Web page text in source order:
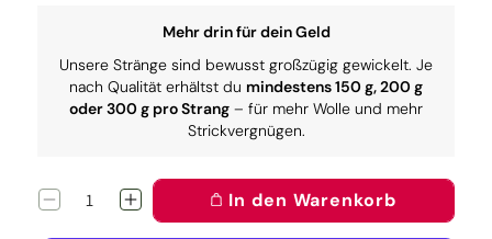
Mehr drin für dein Geld
Unsere Stränge sind bewusst großzügig gewickelt. Je
nach Qualität erhältst du mindestens 150 g, 200 g
oder 300 g pro Strang – für mehr Wolle und mehr
Strickvergnügen.
VerringereErhöhe
In den Warenkorb